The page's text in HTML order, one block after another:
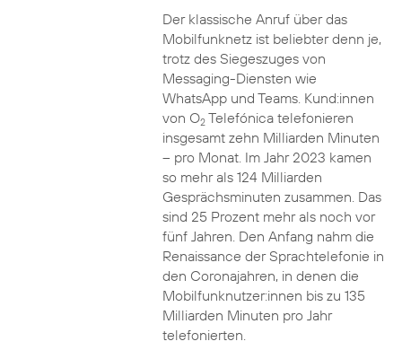
Der klassische Anruf über das
Mobilfunknetz ist beliebter denn je,
trotz des Siegeszuges von
Messaging-Diensten wie
WhatsApp und Teams. Kund:innen
von O2Telefónica telefonieren
insgesamt zehn Milliarden Minuten
– pro Monat. Im Jahr 2023 kamen
so mehr als 124 Milliarden
Gesprächsminuten zusammen. Das
sind 25 Prozent mehr als noch vor
fünf Jahren. Den Anfang nahm die
Renaissance der Sprachtelefonie in
den Coronajahren, in denen die
Mobilfunknutzer:innen bis zu 135
Milliarden Minuten pro Jahr
telefonierten.